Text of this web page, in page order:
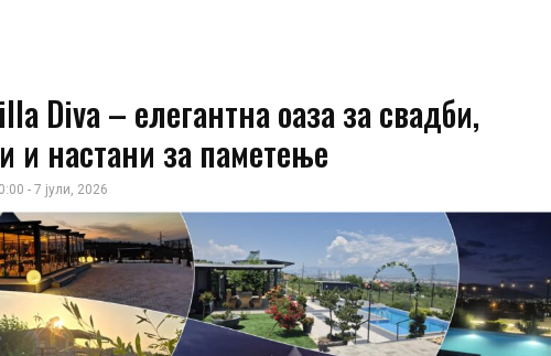
Diva – елегантна оаза за свадби,
и настани за паметење
- 7 јули, 2026